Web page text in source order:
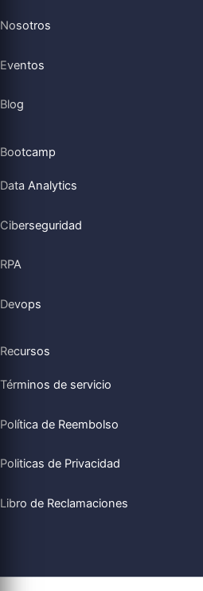
Nosotros
Eventos
Blog
Bootcamp
Data Analytics
Ciberseguridad
RPA
Devops
Recursos
Términos de servicio
Política de Reembolso
Politicas de Privacidad
Libro de Reclamaciones